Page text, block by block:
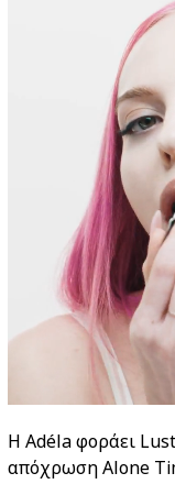
Η Adéla φοράει
απόχρωση Alone